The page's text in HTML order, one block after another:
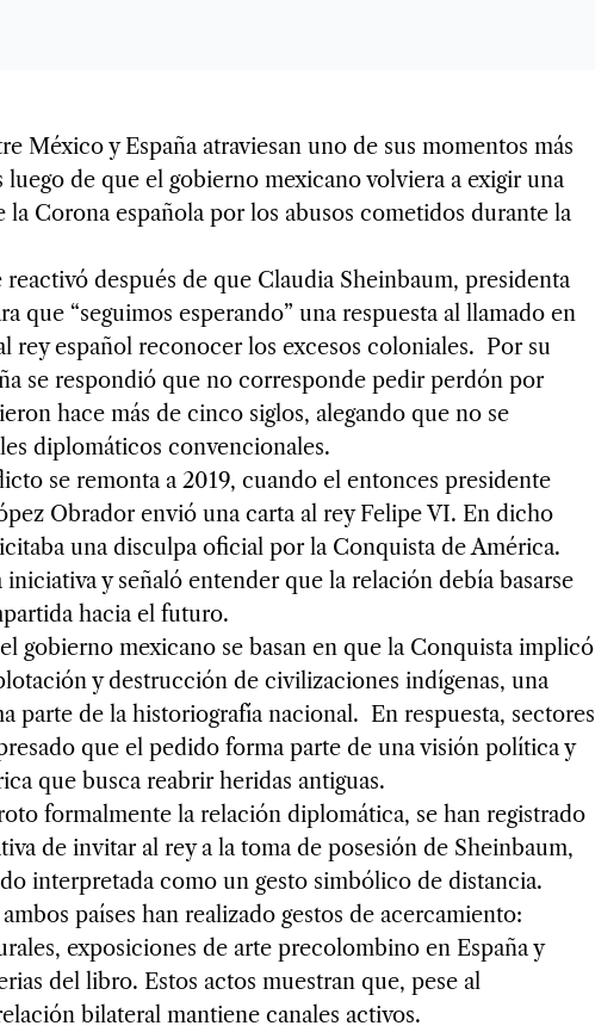
México y España atraviesan uno de sus momentos más
luego de que el gobierno mexicano volviera a exigir una
la Corona española por los abusos cometidos durante la
reactivó después de que Claudia Sheinbaum, presidenta
que “seguimos esperando” una respuesta al llamado en
rey español reconocer los excesos coloniales. Por su
se respondió que no corresponde pedir perdón por
hace más de cinco siglos, alegando que no se
diplomáticos convencionales.
se remonta a 2019, cuando el entonces presidente
Obrador envió una carta al rey Felipe VI. En dicho
una disculpa oficial por la Conquista de América.
iniciativa y señaló entender que la relación debía basarse
hacia el futuro.
gobierno mexicano se basan en que la Conquista implicó
y destrucción de civilizaciones indígenas, una
parte de la historiografía nacional. En respuesta, sectores
que el pedido forma parte de una visión política y
que busca reabrir heridas antiguas.
formalmente la relación diplomática, se han registrado
de invitar al rey a la toma de posesión de Sheinbaum,
interpretada como un gesto simbólico de distancia.
países han realizado gestos de acercamiento:
exposiciones de arte precolombino en España y
del libro. Estos actos muestran que, pese al
bilateral mantiene canales activos.